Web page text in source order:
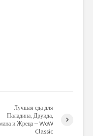
Лучшая еда для
Паладина, Друида,
и Жреца – WoW
Classic